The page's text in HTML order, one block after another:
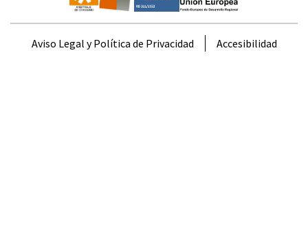
Aviso Legal y Política de Privacidad Accesibilidad